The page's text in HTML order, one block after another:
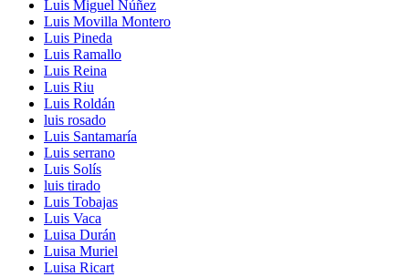
Luis Miguel Núñez
Luis Movilla Montero
Luis Pineda
Luis Ramallo
Luis Reina
Luis Riu
Luis Roldán
luis rosado
Luis Santamaría
Luis serrano
Luis Solís
luis tirado
Luis Tobajas
Luis Vaca
Luisa Durán
Luisa Muriel
Luisa Ricart